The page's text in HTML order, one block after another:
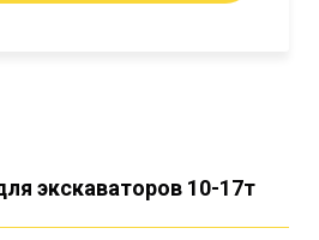
экскаваторов 10-17т